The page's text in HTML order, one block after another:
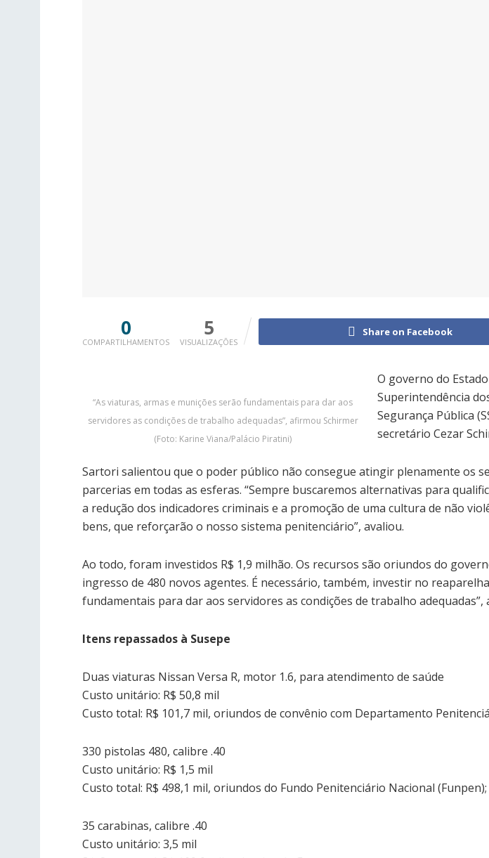
0
COMPARTILHAMENTOS
5
VISUALIZAÇÕES
Share on Facebook
“As viaturas, armas e munições serão fundamentais para dar aos
servidores as condições de trabalho adequadas”, afirmou Schirmer
(Foto: Karine Viana/Palácio Piratini)
O governo do
Superintendência
Segurança Pública
secretário Cezar
Sartori salientou que o poder público não consegue atingir plenamente os
parcerias em todas as esferas. “Sempre buscaremos alternativas para
a redução dos indicadores criminais e a promoção de uma cultura de não
bens, que reforçarão o nosso sistema penitenciário”, avaliou.
Ao todo, foram investidos R$ 1,9 milhão. Os recursos são oriundos do
ingresso de 480 novos agentes. É necessário, também, investir no
fundamentais para dar aos servidores as condições de trabalho
Itens repassados à Susepe
Duas viaturas Nissan Versa R, motor 1.6, para atendimento de saúde
Custo unitário: R$ 50,8 mil
Custo total: R$ 101,7 mil, oriundos de convênio com Departamento
330 pistolas 480, calibre .40
Custo unitário: R$ 1,5 mil
Custo total: R$ 498,1 mil, oriundos do Fundo Penitenciário Nacional (Funpen);
35 carabinas, calibre .40
Custo unitário: 3,5 mil